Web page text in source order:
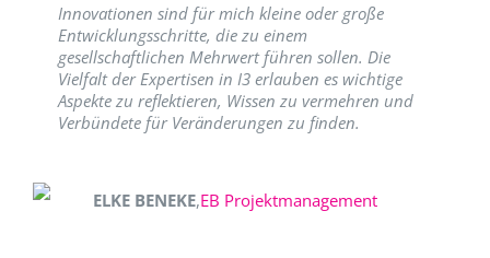
Innovationen sind für mich kleine oder große
Entwicklungsschritte, die zu einem
gesellschaftlichen Mehrwert führen sollen. Die
Vielfalt der Expertisen in I3 erlauben es wichtige
Aspekte zu reflektieren, Wissen zu vermehren und
Verbündete für Veränderungen zu finden.
ELKE BENEKE,EB Projektmanagement